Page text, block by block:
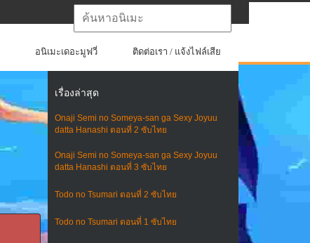
อนิเมะเดอะมูฟวี่ ติดต่อเรา / แจ้งไฟล์เสีย
เรื่องล่าสุด
Onaji Semi no Someya-san ga Sexy Joyuu
datta Hanashi ตอนที่ 2 ซับไทย
Onaji Semi no Someya-san ga Sexy Joyuu
datta Hanashi ตอนที่ 3 ซับไทย
Todo no Tsumari ตอนที่ 2 ซับไทย
Todo no Tsumari ตอนที่ 1 ซับไทย